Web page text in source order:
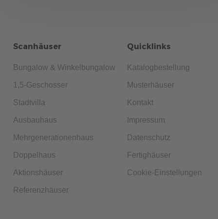
Scanhäuser
Bungalow & Winkelbungalow
1,5-Geschosser
Stadtvilla
Ausbauhaus
Mehrgenerationenhaus
Doppelhaus
Aktionshäuser
Referenzhäuser
Quicklinks
Katalogbestellung
Musterhäuser
Kontakt
Impressum
Datenschutz
Fertighäuser
Cookie-Einstellungen